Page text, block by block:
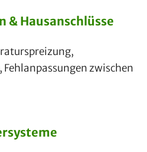
& Hausanschlüsse
zwischen